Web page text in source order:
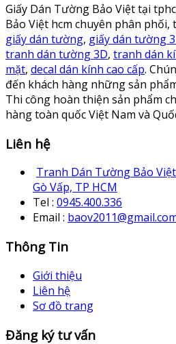
Giấy Dán Tường Bảo Việt tại
Bảo Việt hcm chuyên phân phối,
giấy dán tường, giấy dán tường
tranh dán tường 3D, tranh dán
mặt, decal dán kính cao cấp.
đến khách hàng những sản
Thi công hoàn thiện sản phẩm
hàng toàn quốc Việt Nam và
Liên hệ
Tranh Dán Tường Bảo
Gò Vấp, TP HCM
Tel : 0945.400.336
Email :
Thông Tin
Giới thiệu
Liên hệ
Sơ đồ trang
Đăng ký tư vấn